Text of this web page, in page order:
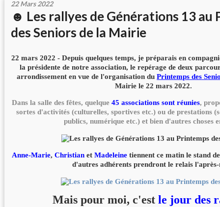
22 Mars 2022
☻ Les rallyes de Générations 13 au
des Seniors de la Mairie
22 mars 2022 - Depuis quelques temps, je préparais en
la présidente de notre association, le repérage de deux
arrondissement en vue de l'organisation duPrintemps des
Mairie le 22 mars 2022.
Dans la salle des fêtes, quelque 45 associations sont réunies,
sortes d'activités (culturelles, sportives etc.) ou de prestations
publics, numérique etc.) et bien d'autres choses
Anne-Marie, Christian et Madeleine tiennent ce matin le stand
d'autres adhérents prendront le relais
Mais pour moi, c'estle jour des